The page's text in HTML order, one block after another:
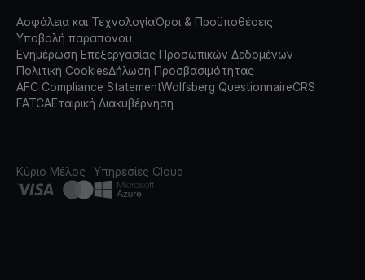
Ασφάλεια και ΤεχνολογίαΌροι & Προϋποθέσεις
Υποβολή παραπόνου
Ενημέρωση Επεξεργασίας Προσωπικών Δεδομένων
Πολιτική CookiesΔήλωση Προσβασιμότητας
AFC Compliance StatementWolfsberg QuestionnaireCRS
FATCAΕταιρική Διακυβέρνηση
Κύριο Μέλος Υπηρεσίες Cloud